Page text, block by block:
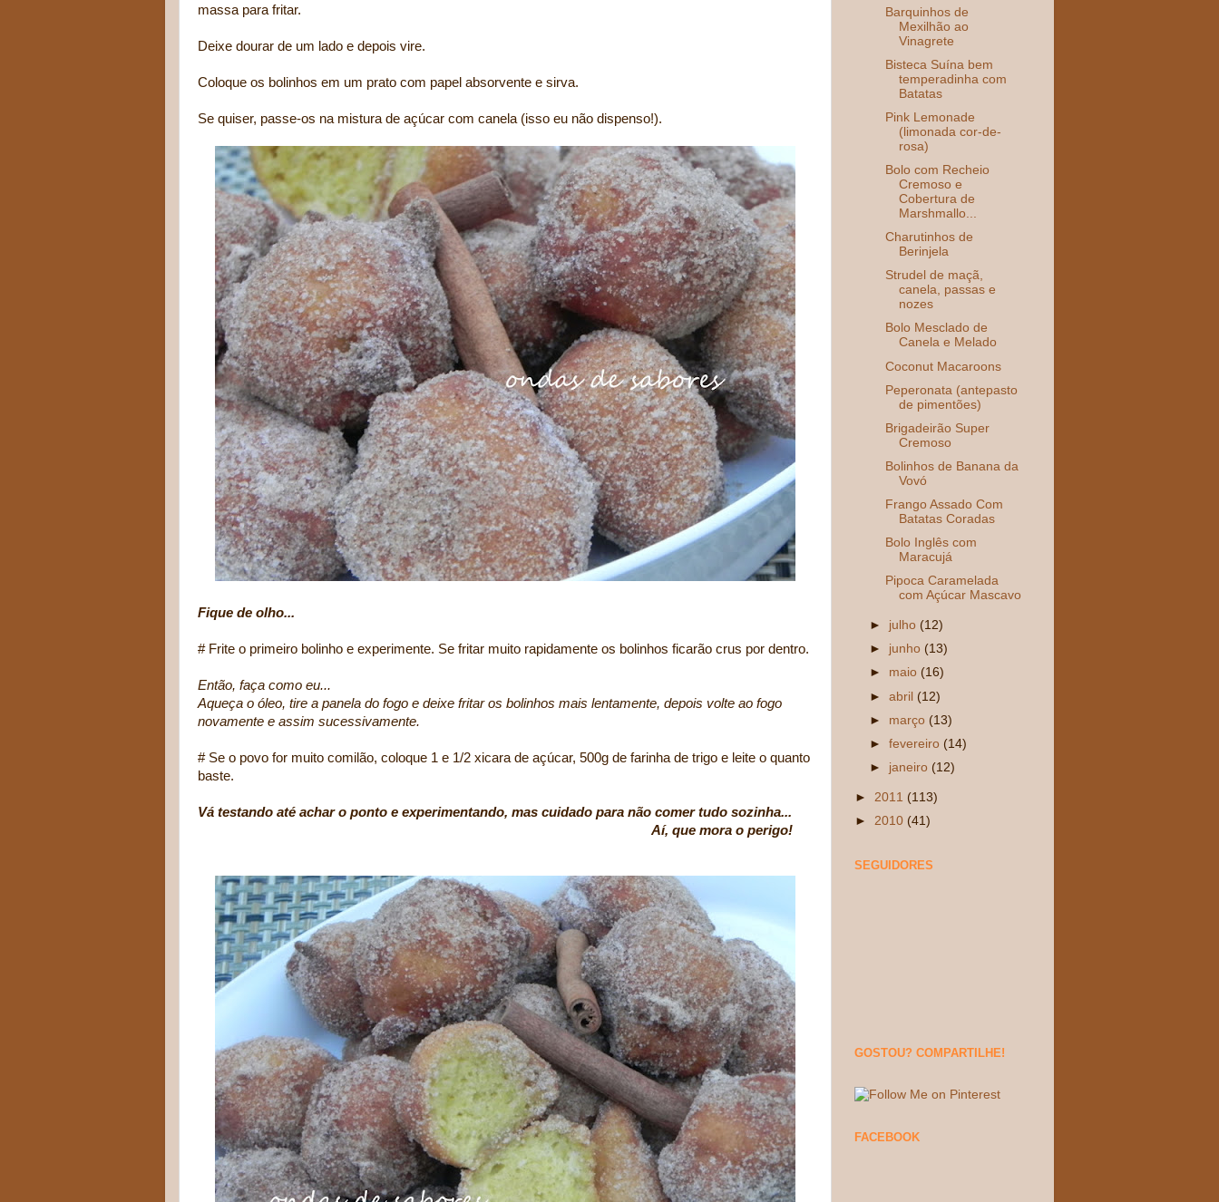
massa para fritar.
Deixe dourar de um lado e depois vire.
Coloque os bolinhos em um prato com papel absorvente e sirva.
Se quiser, passe-os na mistura de açúcar com canela (isso eu não dispenso!).
Fique de olho...
# Frite o primeiro bolinho e experimente. Se fritar muito rapidamente os bolinhos ficarão crus por dentro.
Então, faça como eu...
Aqueça o óleo, tire a panela do fogo e deixe fritar os bolinhos mais lentamente, depois volte ao fogo
novamente e assim sucessivamente.
# Se o povo for muito comilão, coloque 1 e 1/2 xicara de açúcar, 500g de farinha de trigo e leite o quanto
baste.
Vá testando até achar o ponto e experimentando, mas cuidado para não comer tudo sozinha...
Aí, que mora o perigo!
Barquinhos de
Mexilhão ao
Vinagrete
Bisteca Suína bem
temperadinha com
Batatas
Pink Lemonade
(limonada cor-de-
rosa)
Bolo com Recheio
Cremoso e
Cobertura de
Marshmallo...
Charutinhos de
Berinjela
Strudel de maçã,
canela, passas e
nozes
Bolo Mesclado de
Canela e Melado
Coconut Macaroons
Peperonata (antepasto
de pimentões)
Brigadeirão Super
Cremoso
Bolinhos de Banana da
Vovó
Frango Assado Com
Batatas Coradas
Bolo Inglês com
Maracujá
Pipoca Caramelada
com Açúcar Mascavo
► julho (12)
► junho (13)
► maio (16)
►abril (12)
► março (13)
►fevereiro (14)
► janeiro (12)
► 2011 (113)
► 2010 (41)
SEGUIDORES
GOSTOU? COMPARTILHE!
FACEBOOK